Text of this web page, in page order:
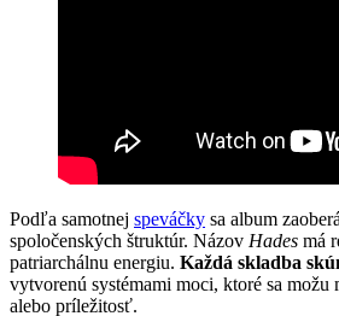
Podľa samotnej speváčky sa album
spoločenských štruktúr. Názov Hades má
patriarchálnu energiu. Každá skladba
vytvorenú systémami moci, ktoré sa možu
alebo príležitosť.